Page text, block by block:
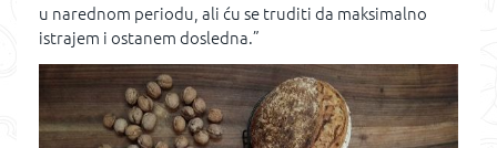
u narednom periodu, ali ću se truditi da maksimalno
istrajem i ostanem dosledna.”